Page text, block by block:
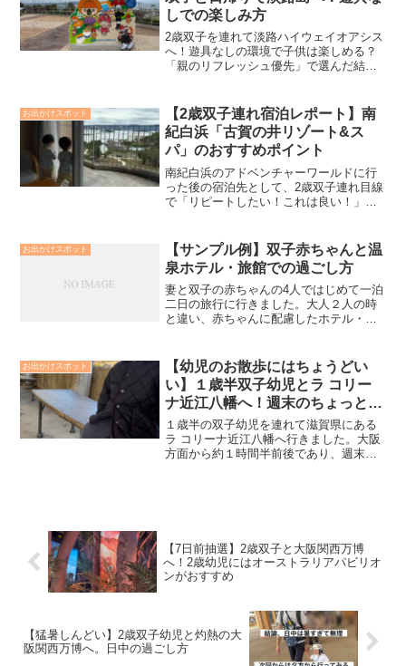
ットを紹介します。
しでの楽しみ方
2歳双子を連れて淡路ハイウェイオアシス
へ！遊具なしの環境で子供は楽しめる？
「親のリフレッシュ優先」で選んだ結
なるランチ、トイレ情報をお伝えしま
す。
お出かけスポット
【2歳双子連れ宿泊レポート】南
紀白浜「古賀の井リゾート&ス
パ」のおすすめポイント
南紀白浜のアドベンチャーワールドに行
った後の宿泊先として、2歳双子連れ目線
で「リピートしたい！これは良い！」と
お出かけスポット
【サンプル例】双子赤ちゃんと温
泉ホテル・旅館での過ごし方
妻と双子の赤ちゃんの4人ではじめて一泊
二日の旅行に行きました。大人２人の時
と違い、赤ちゃんに配慮したホテル・旅
違う疲れは出てしまいますが、押させる
べきところを押さえておけば楽しい温泉
旅行になりましたので、本記事で一例と
して紹介します。
お出かけスポット
【幼児のお散歩にはちょうどい
い】１歳半双子幼児とラ コリー
ナ近江八幡へ！週末のちょっとし
たおでかけに！
１歳半の双子幼児を連れて滋賀県にある
ラ コリーナ近江八幡へ行きました。大阪
方面から約１時間半前後であり、週末の
【7日前抽選】2歳双子と大阪関西万博
へ！2歳幼児にはオーストラリアパビリオ
ンがおすすめ
【猛暑しんどい】2歳双子幼児と灼熱の大
阪関西万博へ。日中の過ごし方